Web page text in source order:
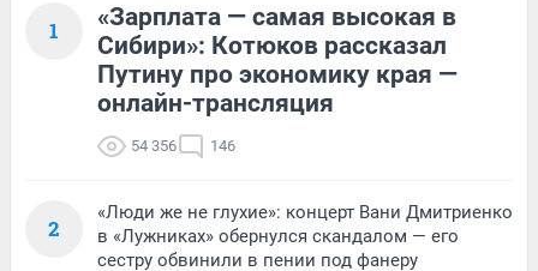
1
«Зарплата — самая высокая в
Сибири»: Котюков рассказал
Путину про экономику края —
онлайн-трансляция
54 356 146
2
«Люди же не глухие»: концерт Вани Дмитриенко
в «Лужниках» обернулся скандалом — его
сестру обвинили в пении под фанеру